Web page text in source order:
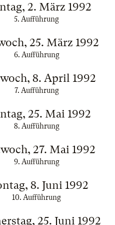
2. März 1992
5. Aufführung
25. März 1992
6. Aufführung
8. April 1992
7. Aufführung
25. Mai 1992
8. Aufführung
27. Mai 1992
9. Aufführung
8. Juni 1992
10. Aufführung
25. Juni 1992